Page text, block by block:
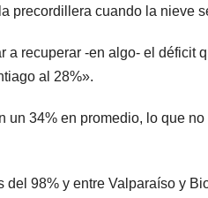
cuando la nieve
recuperar -en algo- el déficit
al 28%».
34% en promedio, lo que
98% y entre Valparaíso y